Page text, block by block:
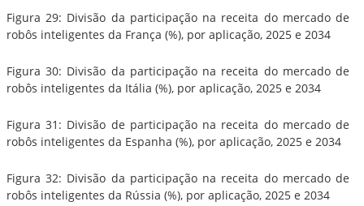
Figura 29: Divisão da participação na receita do mercado de
robôs inteligentes da França (%), por aplicação, 2025 e 2034
Figura 30: Divisão da participação na receita do mercado de
robôs inteligentes da Itália (%), por aplicação, 2025 e 2034
Figura 31: Divisão de participação na receita do mercado de
robôs inteligentes da Espanha (%), por aplicação, 2025 e 2034
Figura 32: Divisão da participação na receita do mercado de
robôs inteligentes da Rússia (%), por aplicação, 2025 e 2034